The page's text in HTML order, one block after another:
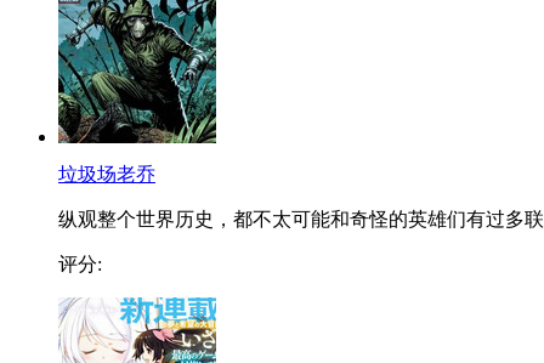
垃圾场老乔
纵观整个世界历史，都不太可能和奇怪的英雄们有过多
评分: